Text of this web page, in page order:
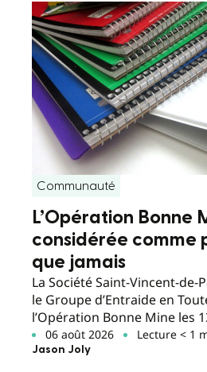
Communauté
L’Opération Bonne
considérée comme
que jamais
La Société Saint-Vincent-
le Groupe d’Entraide en
l’Opération Bonne Mine les
06 août 2026 Lecture < 1
Jason Joly